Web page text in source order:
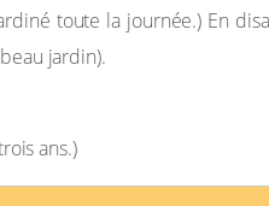
toute la journée.) En
jardin).
ans.)